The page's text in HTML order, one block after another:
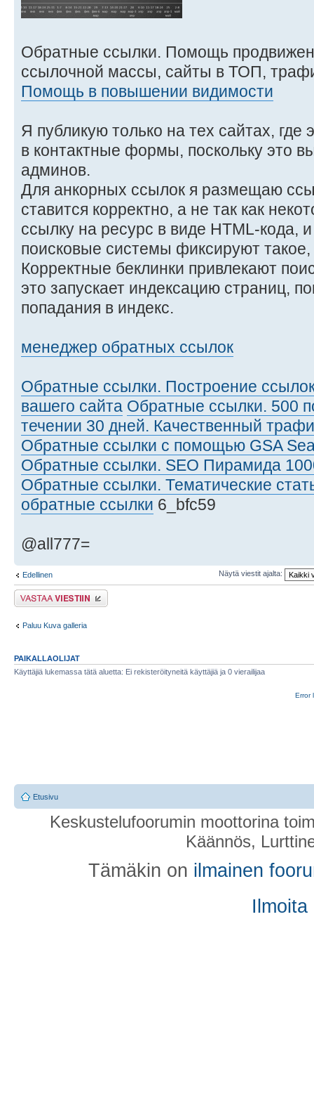
Обратные ссылки. Помощь
ссылочной массы, сайты в ТОП,
Помощь в повышении видимости
Я публикую только на тех сайтах, где
в контактные формы, поскольку это
админов.
Для анкорных ссылок я размещаю
ставится корректно, а не так как
ссылку на ресурс в виде HTML-кода,
поисковые системы фиксируют такое,
Корректные беклинки привлекают
это запускает индексацию страниц,
попадания в индекс.
менеджер обратных ссылок
Обратные ссылки. Построение
вашего сайта Обратные ссылки. 500
течении 30 дней. Качественный
Обратные ссылки с помощью GSA
Обратные ссылки. SEO Пирамида
Обратные ссылки. Тематические
обратные ссылки 6_bfc59
@all777=
Edellinen Näytä viestit ajalta:
Lähetä vastaus
Paluu Kuva galleria
PAIKALLAOLIJAT
Käyttäjiä lukemassa tätä aluetta: Ei rekisteröityneitä käyttäjiä ja 0 vierailijaa
Error
Etusivu
Keskustelufoorumin moottorina
Käännös,
Tämäkin on ilmainen